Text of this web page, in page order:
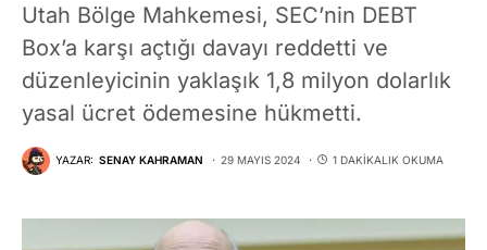
Utah Bölge Mahkemesi, SEC’nin DEBT
Box’a karşı açtığı davayı reddetti ve
düzenleyicinin yaklaşık 1,8 milyon dolarlık
yasal ücret ödemesine hükmetti.
YAZAR: SENAY KAHRAMAN 29 MAYIS 2024 1 DAKIKALIK OKUMA